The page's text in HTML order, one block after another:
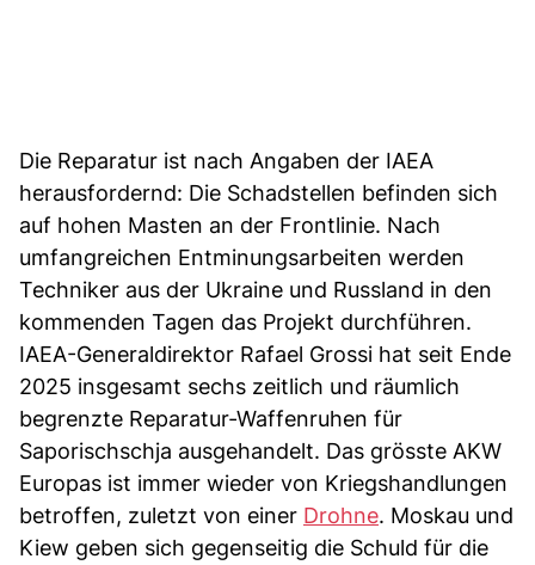
Die Reparatur ist nach Angaben der IAEA
herausfordernd: Die Schadstellen befinden sich
auf hohen Masten an der Frontlinie. Nach
umfangreichen Entminungsarbeiten werden
Techniker aus der Ukraine und Russland in den
kommenden Tagen das Projekt durchführen.
IAEA-Generaldirektor Rafael Grossi hat seit Ende
2025 insgesamt sechs zeitlich und räumlich
begrenzte Reparatur-Waffenruhen für
Saporischschja ausgehandelt. Das grösste AKW
Europas ist immer wieder von Kriegshandlungen
betroffen, zuletzt von einer Drohne. Moskau und
Kiew geben sich gegenseitig die Schuld für die